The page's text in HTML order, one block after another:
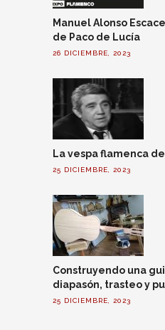
Manuel Alonso
de Paco de Lucía
26 DICIEMBRE, 2023
La vespa flamenca
25 DICIEMBRE, 2023
Construyendo una
diapasón, trasteo y
25 DICIEMBRE, 2023